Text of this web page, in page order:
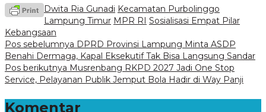
Dwita Ria Gunadi Kecamatan Purbolinggo
Lampung Timur MPR RI Sosialisasi Empat Pilar
Kebangsaan
Navigasi
pos
Pos sebelumnya DPRD Provinsi Lampung Minta ASDP
Benahi Dermaga, Kapal Eksekutif Tak Bisa Langsung Sandar
Pos berikutnya Musrenbang RKPD 2027 Jadi One Stop
Service, Pelayanan Publik Jemput Bola Hadir di Way Panji
Komentar